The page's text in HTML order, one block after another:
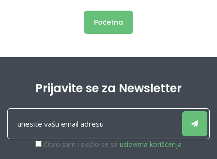
Početna
Prijavite se za Newsletter
Čitao sam i složio se sa uslovima korišćenja